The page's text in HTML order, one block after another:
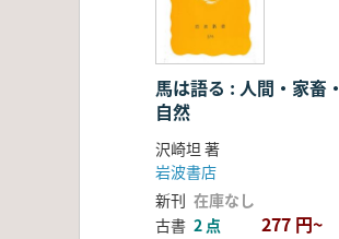
馬は語る : 人間・家畜・
自然
沢崎坦 著
岩波書店
新刊 在庫なし
古書 2 点 277 円~